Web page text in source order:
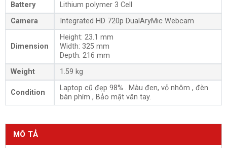
MÔ TẢ
Battery
Lithium polymer 3 Cell
Camera
Integrated HD 720p DualAryMic Webcam
Dimension
Height: 23.1 mm
Width: 325 mm
Depth: 216 mm
Weight
1.59 kg
Condition
Laptop cũ đẹp 98% . Màu đen, vỏ nhôm , đèn
bàn phím , Bảo mật vân tay.